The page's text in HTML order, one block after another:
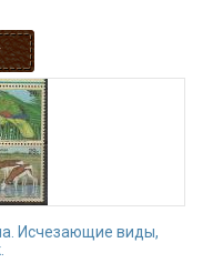
Исчезающие виды,